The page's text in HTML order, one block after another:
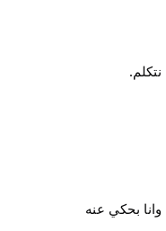
وانا بحكي عنه